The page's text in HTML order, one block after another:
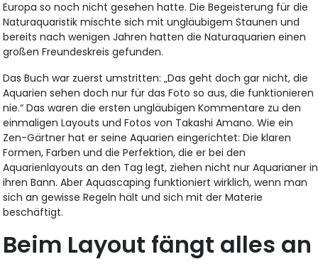
Europa so noch nicht gesehen hatte. Die Begeisterung für die
Naturaquaristik mischte sich mit ungläubigem Staunen und
bereits nach wenigen Jahren hatten die Naturaquarien einen
großen Freundeskreis gefunden.
Das Buch war zuerst umstritten: „Das geht doch gar nicht, die
Aquarien sehen doch nur für das Foto so aus, die funktionieren
nie.“ Das waren die ersten ungläubigen Kommentare zu den
einmaligen Layouts und Fotos von Takashi Amano. Wie ein
Zen-Gärtner hat er seine Aquarien eingerichtet: Die klaren
Formen, Farben und die Perfektion, die er bei den
Aquarienlayouts an den Tag legt, ziehen nicht nur Aquarianer in
ihren Bann. Aber Aquascaping funktioniert wirklich, wenn man
sich an gewisse Regeln hält und sich mit der Materie
beschäftigt.
Beim Layout fängt alles an